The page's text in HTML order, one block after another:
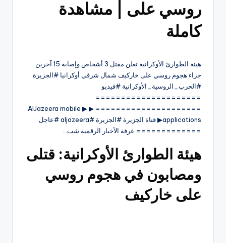
روسي على | مشاهدة
كاملة
هيئة الطوارئ الأوكرانية تعلن مقتل 3 أشخاص وإصابة 15 آخرين
جراء هجوم روسي على خاركيف شمال شرقي أوكرانيا #الجزيرة
#الحرب_الروسية_الأوكرانية #فيديو
=====================
===================== ▶ ▶ AlJazeera mobile
applications▶ قناة الجزيرة #الجزيرة #aljazeera #عاجل
============= غرفة الأخبار الرقمية شب…
هيئة الطوارئ الأوكرانية: قتلى
ومصابون في هجوم روسي
على خاركيف